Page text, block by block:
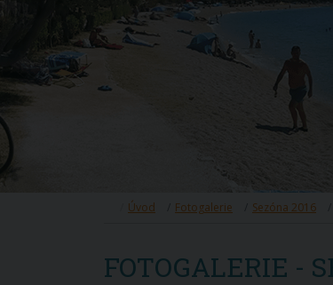
Úvod Fotogalerie Sezóna 2016
FOTOGALERIE -